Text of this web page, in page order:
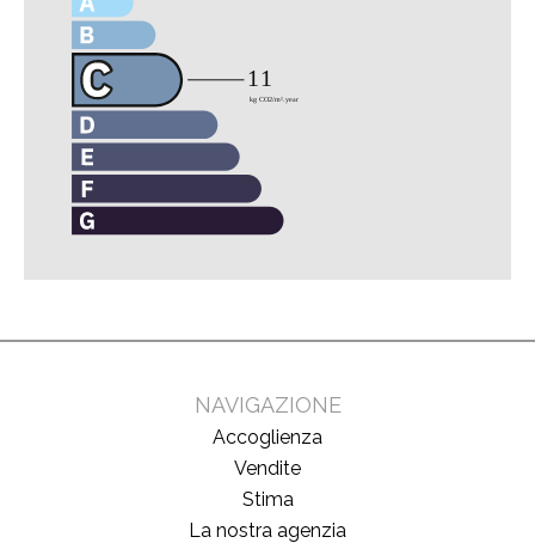
NAVIGAZIONE
Accoglienza
Vendite
Stima
La nostra agenzia